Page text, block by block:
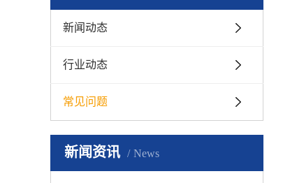
新闻动态
行业动态
常见问题
新闻资讯 News